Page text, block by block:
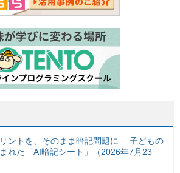
ントを、そのまま暗記問題に ─ 子どもの
れた「AI暗記シート」（2026年7月23